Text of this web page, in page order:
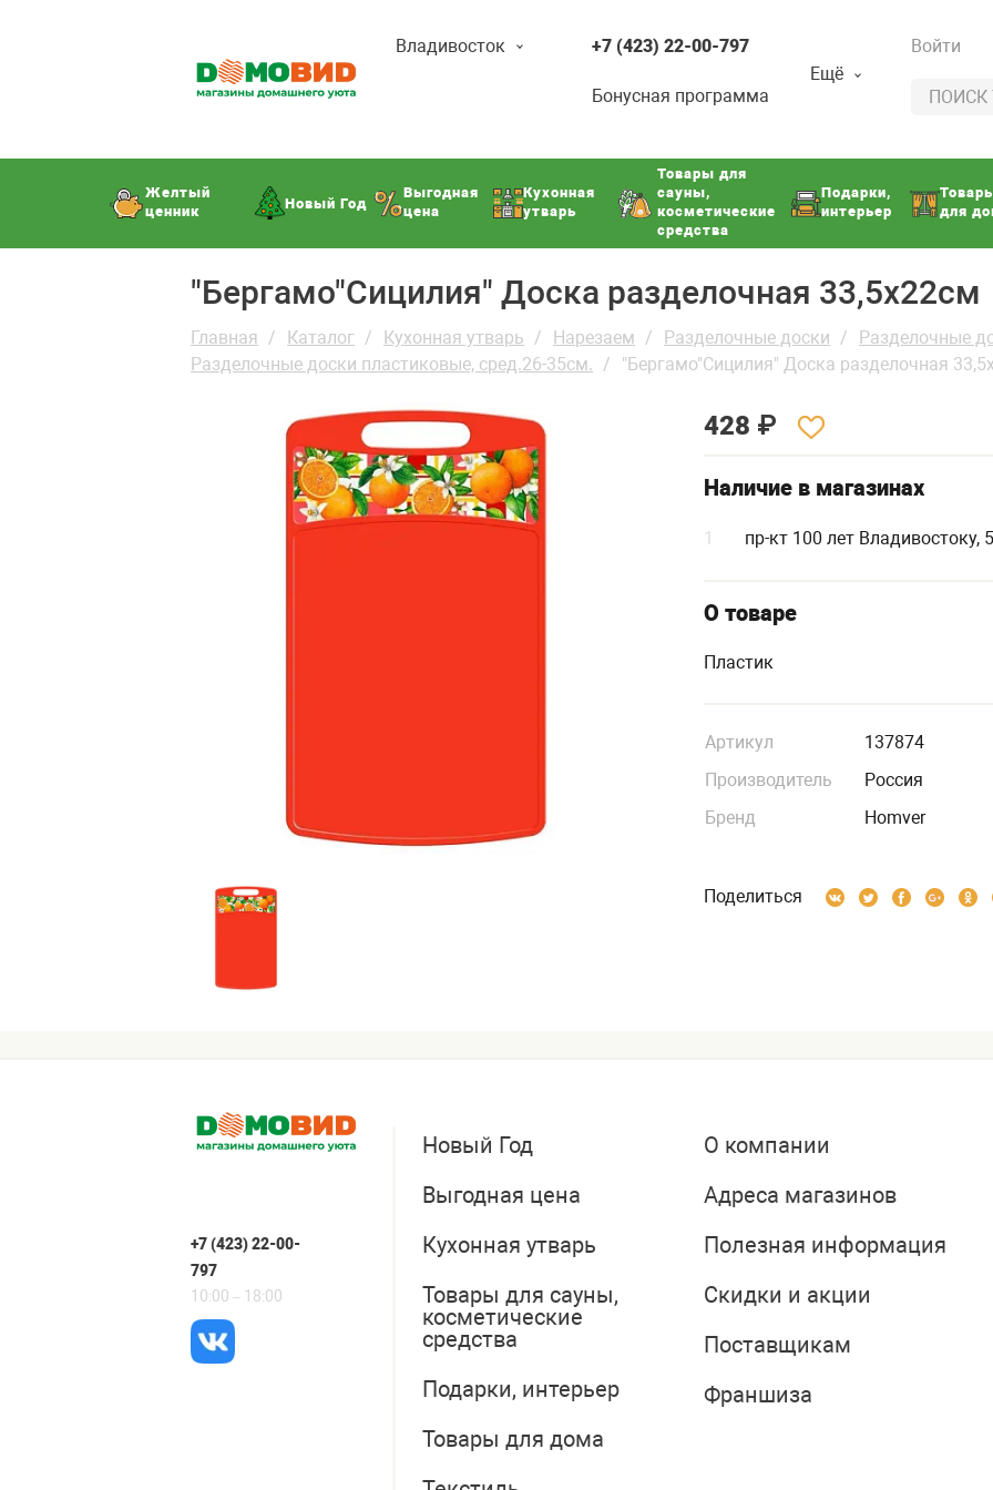
Владивосток +7 (423) 22-00-797
Бонусная программа
Ещё
Войти
Желтый
ценник
Новый Год
Выгодная
цена
Кухонная
утварь
Товары для
сауны,
косметические
средства
Подарки,
интерьер
для
"Бергамо"Сицилия" Доска разделочная 33,5х22см
Главная Каталог Кухонная утварь Нарезаем Разделочные доски
Разделочные
Разделочные доски пластиковые, сред.26-35см.
"Бергамо"Сицилия" Доска разделочная
428 ₽
Наличие в магазинах
1 пр-кт 100 лет Владивостоку,
О товаре
Пластик
Артикул
137874
Производитель
Россия
Бренд
Homver
Поделиться
+7 (423) 22-00-
797
10:00 – 18:00
Новый Год
Выгодная цена
Кухонная утварь
Товары для сауны,
косметические
средства
Подарки, интерьер
Товары для дома
О компании
Адреса магазинов
Полезная информация
Скидки и акции
Поставщикам
Франшиза